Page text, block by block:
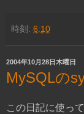
時刻: 6:10
2004年10月28日木曜日
MySQLの
この日記に使っ